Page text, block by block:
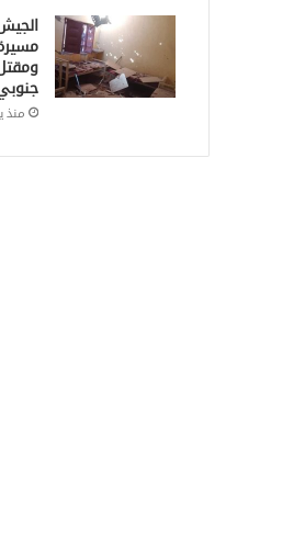
منذ